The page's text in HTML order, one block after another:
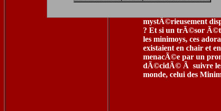
raconte sa grand-
mystÃ©rieusement
? Et si un trÃ©sor
les minimoys, ces
existaient en chair et
menacÃ©e par un
dÃ©cidÃ© Ã suivre
monde, celui des